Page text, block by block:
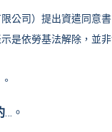
公司）提出資遣同意
是依勞基法解除，並非
…。